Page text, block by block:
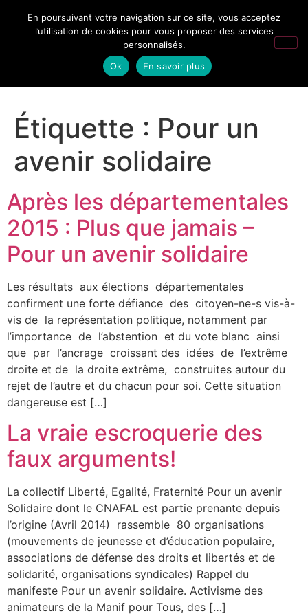
Étiquette : Pour un
avenir solidaire
Après les départementales
2015 : Plus que jamais –
Pour un avenir solidaire
Les résultats aux élections départementales
confirment une forte défiance des citoyen-ne-s vis-à-
vis de la représentation politique, notamment par
l’importance de l’abstention et du vote blanc ainsi
que par l’ancrage croissant des idées de l’extrême
droite et de la droite extrême, construites autour du
rejet de l’autre et du chacun pour soi. Cette situation
dangereuse est […]
La vraie escroquerie des
faux arguments!
La collectif Liberté, Egalité, Fraternité Pour un avenir
Solidaire dont le CNAFAL est partie prenante depuis
l’origine (Avril 2014) rassemble 80 organisations
(mouvements de jeunesse et d’éducation populaire,
associations de défense des droits et libertés et de
solidarité, organisations syndicales) Rappel du
manifeste Pour un avenir solidaire. Activisme des
animateurs de la Manif pour Tous, des […]
En poursuivant votre navigation sur ce site, vous acceptez
l’utilisation de cookies pour vous proposer des services
personnalisés.
Ok
En savoir plus